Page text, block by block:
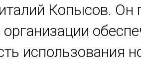
Копысов. Он
использования